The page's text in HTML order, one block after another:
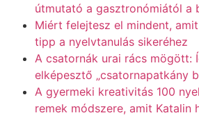
útmutató a gasztronómiától a
Miért felejtesz el mindent, amit
tipp a nyelvtanulás sikeréhez
A csatornák urai rács mögött:
elképesztő „csatornapatkány
A gyermeki kreativitás 100
remek módszere, amit Katalin